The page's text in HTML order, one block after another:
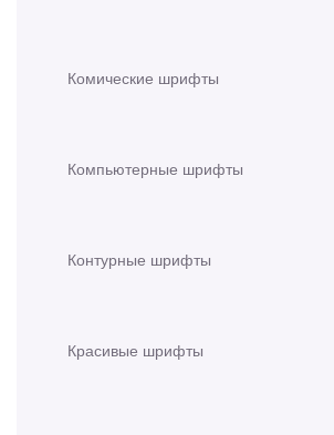
Комические шрифты
Компьютерные шрифты
Контурные шрифты
Красивые шрифты